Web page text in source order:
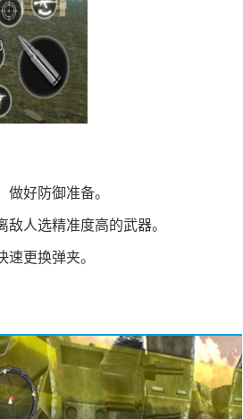
好防御准备。
人选精准度高的武器。
更换弹夹。